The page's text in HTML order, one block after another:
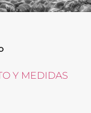
Y MEDIDAS